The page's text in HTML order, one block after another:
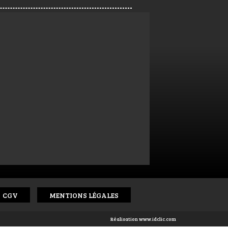
CGV MENTIONS LÉGALES
Réalisationwww.idclic.com